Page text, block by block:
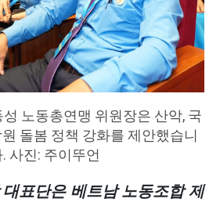
노동총연맹 위원장은 산악, 국
돌봄 정책 강화를 제안했습니
. 사진: 주이뚜언
표단은 베트남 노동조합 제